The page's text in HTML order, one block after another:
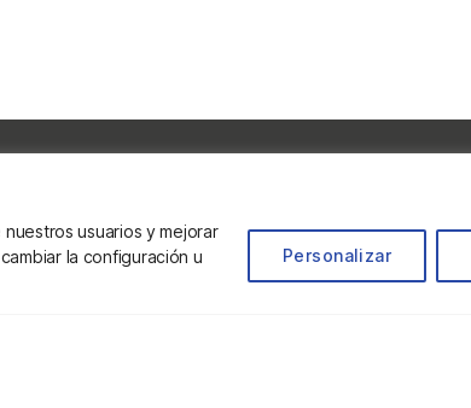
usuarios y mejorar
la configuración u
Personalizar